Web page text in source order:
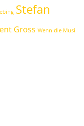
Stefan
Gross Wenn die Musi